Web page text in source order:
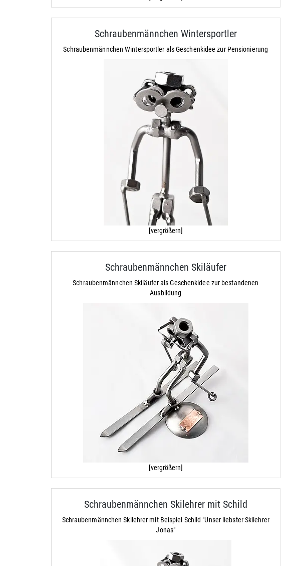
Schraubenmännchen Wintersportler
Schraubenmännchen Wintersportler als Geschenkidee zur Pensionierung
[vergrößern]
Schraubenmännchen Skiläufer
Schraubenmännchen Skiläufer als Geschenkidee zur bestandenen
Ausbildung
[vergrößern]
Schraubenmännchen Skilehrer mit Schild
Schraubenmännchen Skilehrer mit Beispiel Schild "Unser liebster Skilehrer
Jonas"